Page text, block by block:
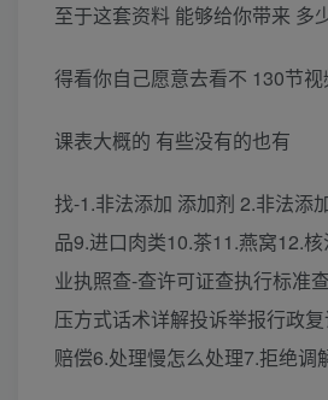
至于这套资料 能够给你带来 多
得看你自己愿意去看不 130节
课表大概的 有些没有的也有
找-1.非法添加 添加剂 2.非法添
品9.进口肉类10.茶11.燕窝12.
业执照查-查许可证查执行标准
压方式话术详解投诉举报行政
赔偿6.处理慢怎么处理7.拒绝调